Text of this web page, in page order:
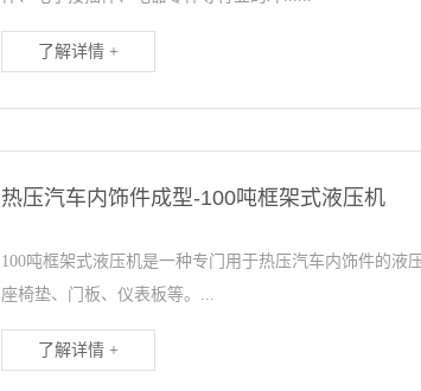
了解详情 +
热压汽车内饰件成型-100吨框架式液压机
100吨框架式液压机是一种专门用于热压汽车内饰件的
座椅垫、门板、仪表板等。...
了解详情 +